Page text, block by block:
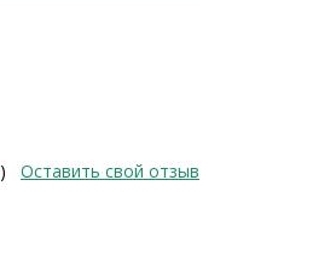
) Оставить свой отзыв